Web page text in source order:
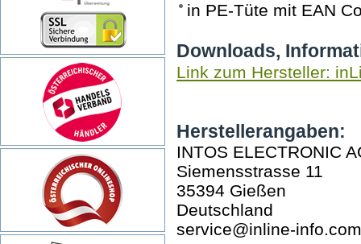
in PE-Tüte mit EAN
Downloads,
Link zum Hersteller:
Herstellerangaben:
INTOS ELECTRONIC
Siemensstrasse 11
35394 Gießen
Deutschland
service@inline-info.com